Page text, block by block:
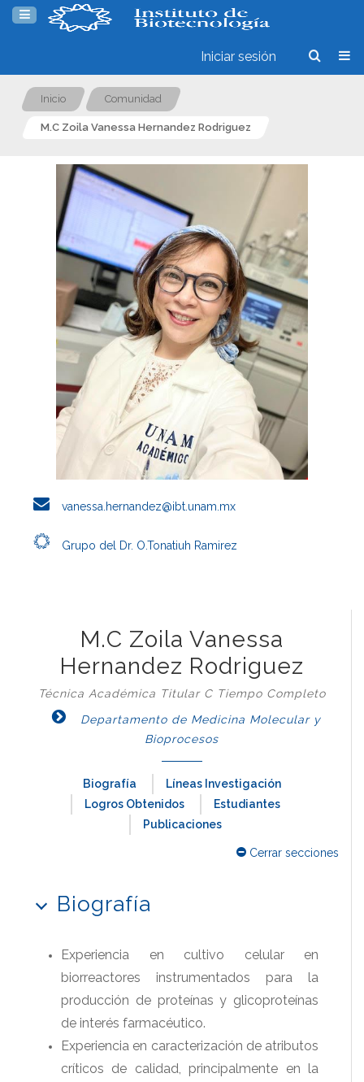
Iniciar sesión
Inicio Comunidad
M.C Zoila Vanessa Hernandez Rodriguez
vanessa.hernandez@ibt.unam.mx
Grupo del Dr. O.Tonatiuh Ramirez
M.C Zoila Vanessa
Hernandez Rodriguez
Técnica Académica Titular C Tiempo Completo
Departamento de Medicina Molecular y
Bioprocesos
Biografía
Líneas Investigación
Logros Obtenidos
Estudiantes
Publicaciones
Cerrar secciones
Biografía
Experiencia en cultivo celular en
biorreactores instrumentados para la
producción de proteínas y glicoproteínas
de interés farmacéutico.
Experiencia en caracterización de atributos
críticos de calidad, principalmente en la